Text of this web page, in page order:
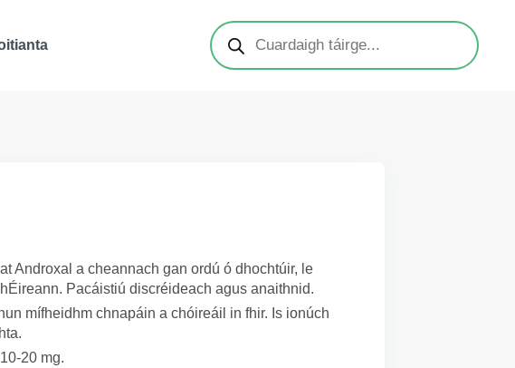
Androxal a cheannach gan ordú ó dhochtúir, le
Pacáistiú discréideach agus anaithnid.
mífheidhm chnapáin a chóireáil in fhir. Is ionúch
20 mg.